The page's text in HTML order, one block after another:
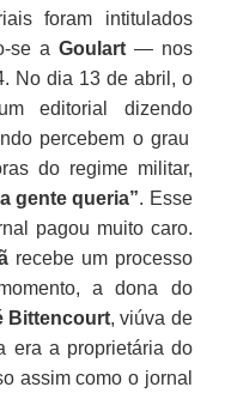
foram intitulados
se a Goulart— nos
No dia 13 de abril, o
editorial dizendo
percebem o grau
do regime militar,
gente queria”. Esse
pagou muito caro.
recebe um processo
a dona do
Bittencourt, viúva de
era a proprietária do
assim como o jornal